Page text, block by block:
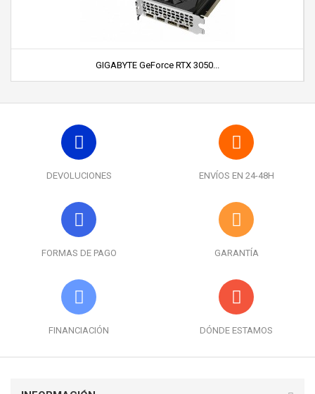
GIGABYTE GeForce RTX 3050...
DEVOLUCIONES ENVÍOS EN 24-48H
FORMAS DE PAGO GARANTÍA
FINANCIACIÓN DÓNDE ESTAMOS